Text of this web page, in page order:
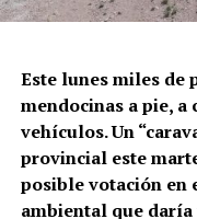
Correpi (la
institucional), afirmó:
directo al cuerpo. No
cartuchería
Este lunes miles de
mendocinas a pie, a
vehículos. Un
provincial este
posible votación en
ambiental que